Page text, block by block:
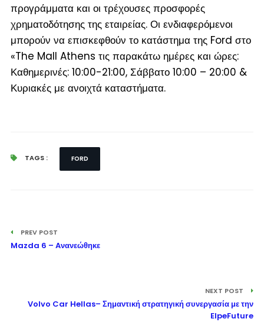
προγράμματα και οι τρέχουσες προσφορές
χρηματοδότησης της εταιρείας. Οι ενδιαφερόμενοι
μπορούν να επισκεφθούν το κατάστημα της Ford στο
«The Mall Athens τις παρακάτω ημέρες και ώρες:
Καθημερινές: 10:00-21:00, Σάββατο 10:00 – 20:00 &
Κυριακές με ανοιχτά καταστήματα.
TAGS : FORD
PREV POST
Mazda 6 – Aνανεώθηκε
NEXT POST
Volvo Car Hellas– Σημαντική στρατηγική συνεργασία με την
ElpeFuture